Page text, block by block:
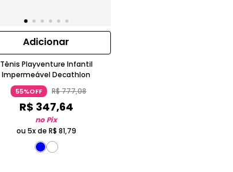
Adicionar
Tênis Playventure Infantil
Impermeável Decathlon
55%OFF R$777,08
R$ 347,64
no Pix
ou 5x de R$ 81,79